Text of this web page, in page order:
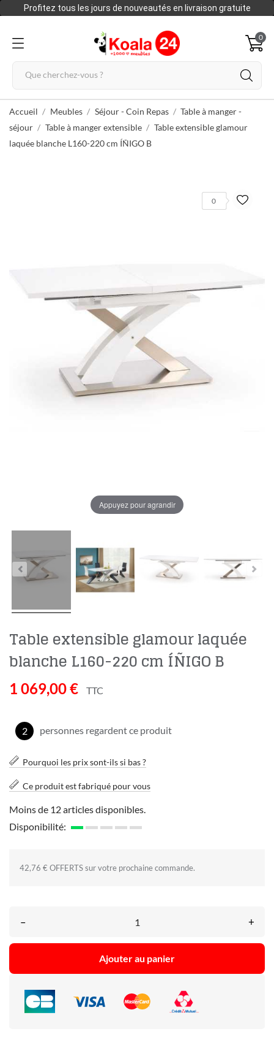
Profitez tous les jours de nouveautés en livraison gratuite
0
Accueil Meubles Séjour - Coin Repas
Table à manger -
séjour
Table à manger extensible
Table extensible glamour
laquée blanche L160-220 cm ÍÑIGO B
Appuyez pour agrandir
0
Table extensible glamour laquée
blanche L160-220 cm ÍÑIGO B
1 069,00 € TTC
2 personnes regardent ce produit
Pourquoi les prix sont-ils si bas ?
Ce produit est fabriqué pour vous
Moins de 12 articles disponibles.
Disponibilité:
42,76 € OFFERTS sur votre prochaine commande.
– +
Ajouter au panier